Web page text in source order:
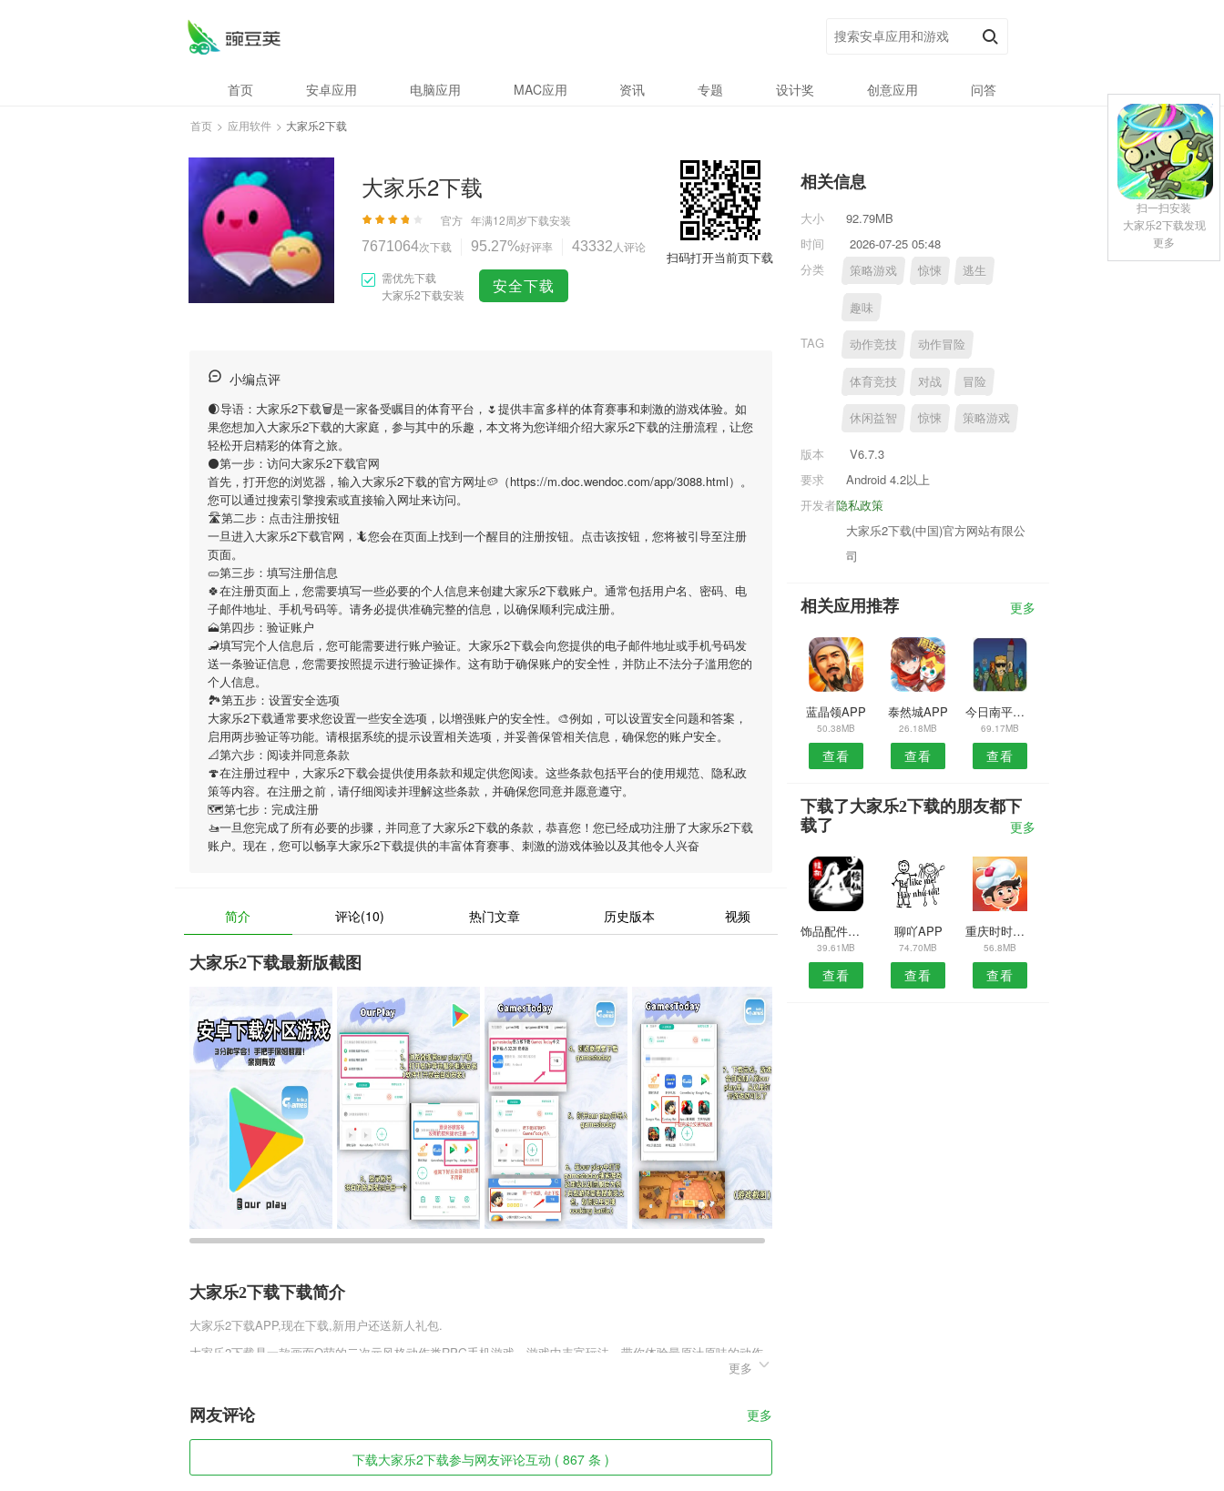
首页 安卓应用 电脑应用 MAC应用 资讯 专题 设计奖 创意应用 问答
首页 > 应用软件 > 大家乐2下载
大家乐2下载
官方 年满12周岁下载安装
7671064次下载 95.27%好评率 43332 人评论
需优先下载
大家乐2下载安装
安全下载
扫码打开当前页下载
小编点评
🌒导语： 大家乐2下载🗑是一家备受瞩目的体育平台，🌷提供丰富多样的体育赛事和刺激的游戏体验。如
果您想加入 大家乐2下载的大家庭，参与其中的乐趣，本文将为您详细介绍大家乐2下载的注册流程，让您
轻松开启精彩的体育之旅。
⚫第一步：访问大家乐2下载官网
首先，打开您的浏览器，输入 大家乐2下载的官方网址🥔（https://m.doc.wendoc.com/app/3088.html）。
您可以通过搜索引擎搜索或直接输入网址来访问。
🛣第二步：点击注册按钮
一旦进入 大家乐2下载官网，🦎您会在页面上找到一个醒目的注册按钮。点击该按钮，您将被引导至注册
页面。
🥒第三步：填写注册信息
🍀在注册页面上，您需要填写一些必要的个人信息来创建大家乐2下载账户。通常包括用户名、密码、电
子邮件地址、手机号码等。请务必提供准确完整的信息，以确保顺利完成注册。
🗻第四步：验证账户
🦂填写完个人信息后，您可能需要进行账户验证。 大家乐2下载会向您提供的电子邮件地址或手机号码发
送一条验证信息，您需要按照提示进行验证操作。这有助于确保账户的安全性，并防止不法分子滥用您的
个人信息。
🏞第五步：设置安全选项
大家乐2下载通常要求您设置一些安全选项，以增强账户的安全性。🎨例如，可以设置安全问题和答案，
启用两步验证等功能。请根据系统的提示设置相关选项，并妥善保管相关信息，确保您的账户安全。
📐第六步：阅读并同意条款
🍄在注册过程中， 大家乐2下载会提供使用条款和规定供您阅读。这些条款包括平台的使用规范、隐私政
策等内容。在注册之前，请仔细阅读并理解这些条款，并确保您同意并愿意遵守。
🗺第七步：完成注册
🚤一旦您完成了所有必要的步骤，并同意了大家乐2下载的条款，恭喜您！您已经成功注册了大家乐2下载
账户。现在，您可以畅享大家乐2下载提供的丰富体育赛事、刺激的游戏体验以及其他令人兴奋
简介 评论(10) 热门文章 历史版本 视频
大家乐2下载最新版截图
大家乐2下载下载简介
大家乐2下载APP,现在下载,新用户还送新人礼包.
大家乐2下载是一款画面Q萌的二次元风格动作类RPG手机游戏，游戏中丰富玩法，带你体验最原汁原味的动作
格斗感受，海量的职业角色供玩家挑选，玩家可挑选自己喜欢的加入战斗，3D引擎打造自然流畅的打斗体验，告
大家乐2下载软件特色
2,一键支付，免去纸书购买的种种烦恼
更多
网友评论 更多
下载大家乐2下载参与网友评论互动 ( 867 条 )
相关信息
大小
92.79MB
时间
2026-07-25 05:48
分类
策略游戏 惊悚 逃生
趣味
TAG 动作竞技 动作冒险
体育竞技 对战 冒险
休闲益智 惊悚 策略游戏
版本
V6.7.3
要求
Android 4.2以上
隐私政策
开发者
大家乐2下载(中国)官方网站有限公
司
相关应用推荐 更多
蓝晶领APP
50.38MB
查看
泰然城APP
26.18MB
查看
今日南平安卓版
69.17MB
查看
下载了大家乐2下载的朋友都下
载了
更多
饰品配件网安卓版
39.61MB
查看
聊吖APP
74.70MB
查看
重庆时时赚安卓版
56.8MB
查看
扫一扫安装
大家乐2下载发现
更多